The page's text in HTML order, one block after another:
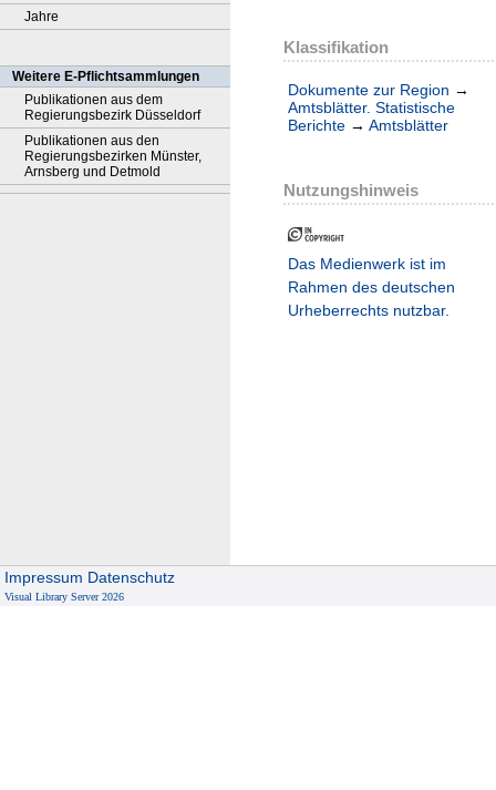
Jahre
Weitere E-Pflichtsammlungen
Publikationen aus dem
Regierungsbezirk Düsseldorf
Publikationen aus den
Regierungsbezirken Münster,
Arnsberg und Detmold
Klassifikation
Dokumente zur Region →
Amtsblätter. Statistische
Berichte → Amtsblätter
Nutzungshinweis
Das Medienwerk ist im
Rahmen des deutschen
Urheberrechts nutzbar.
Impressum Datenschutz
Visual Library Server 2026